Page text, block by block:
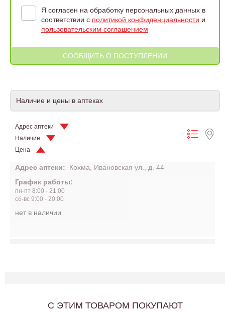
Я согласен на обработку персональных данных в
соответствии с политикой конфиденциальности и
пользовательским соглашением
Наличие и цены в аптеках
Адрес аптеки
Наличие
Цена
Адрес аптеки:
Кохма, Ивановская ул., д. 44
График работы:
пн-пт 8:00 - 21:00
сб-вс 9:00 - 20:00
нет в наличии
C ЭТИМ ТОВАРОМ ПОКУПАЮТ